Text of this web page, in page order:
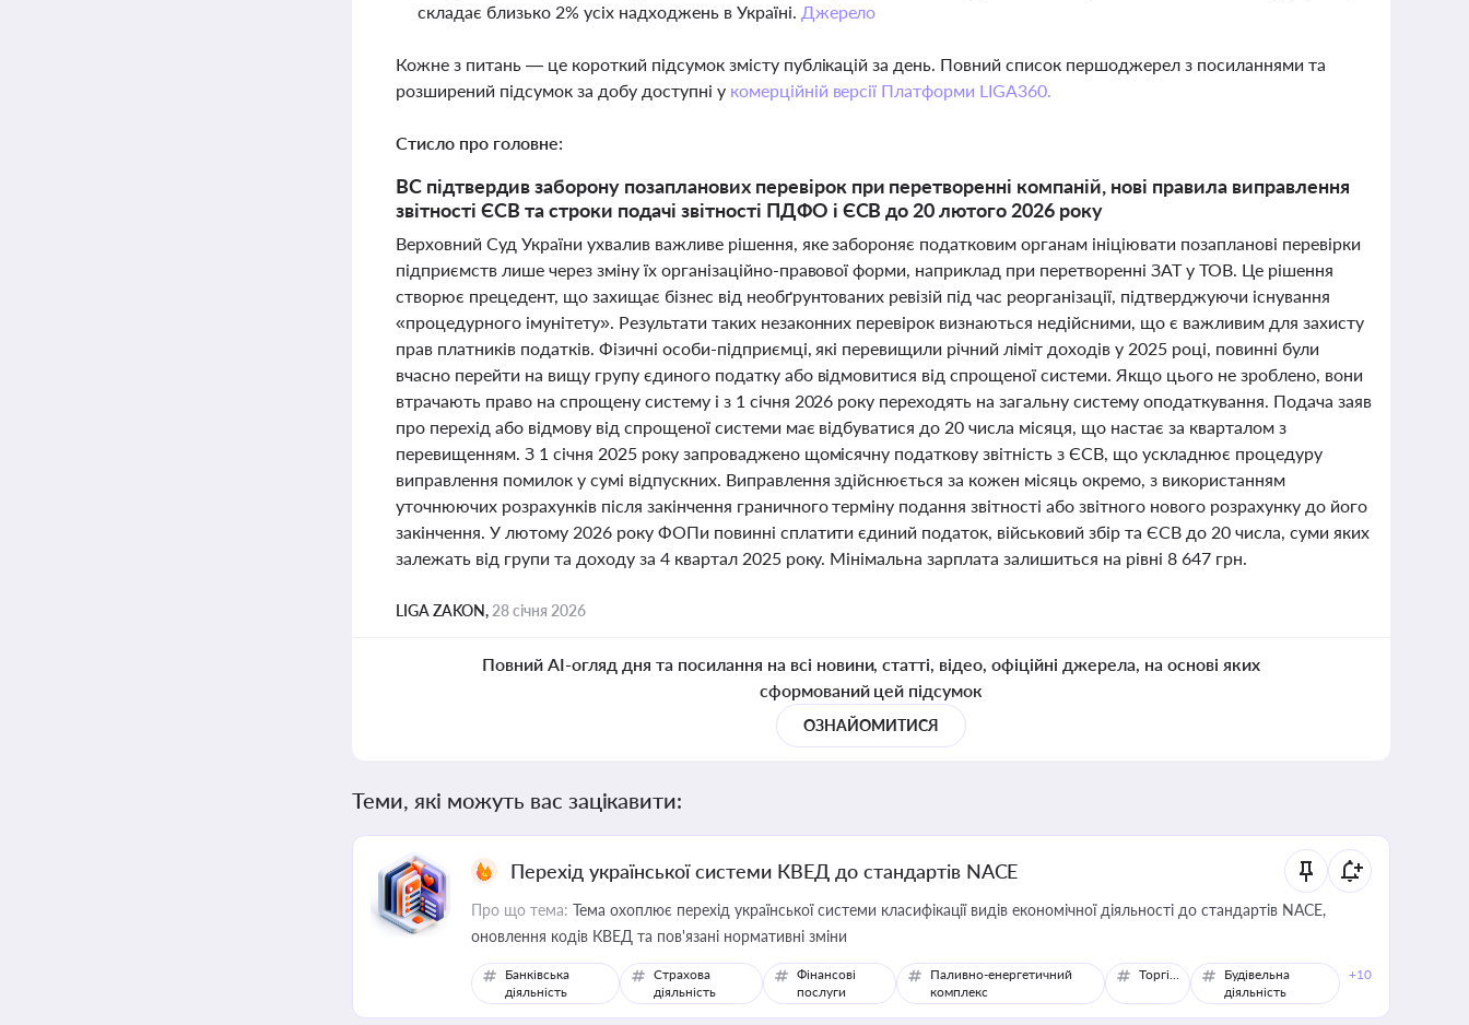
складає близько 2% усіх надходжень в Україні. Джерело
Кожне з питань — це короткий підсумок змісту публікацій за день. Повний список першоджерел з посиланнями та
розширений підсумок за добу доступні у комерційній версії Платформи LIGA360.
Стисло про головне:
ВС підтвердив заборону позапланових перевірок при перетворенні компаній, нові правила виправлення
звітності ЄСВ та строки подачі звітності ПДФО і ЄСВ до 20 лютого 2026 року
Верховний Суд України ухвалив важливе рішення, яке забороняє податковим органам ініціювати позапланові перевірки
підприємств лише через зміну їх організаційно-правової форми, наприклад при перетворенні ЗАТ у ТОВ. Це рішення
створює прецедент, що захищає бізнес від необґрунтованих ревізій під час реорганізації, підтверджуючи існування
«процедурного імунітету». Результати таких незаконних перевірок визнаються недійсними, що є важливим для захисту
прав платників податків. Фізичні особи-підприємці, які перевищили річний ліміт доходів у 2025 році, повинні були
вчасно перейти на вищу групу єдиного податку або відмовитися від спрощеної системи. Якщо цього не зроблено, вони
втрачають право на спрощену систему і з 1 січня 2026 року переходять на загальну систему оподаткування. Подача заяв
про перехід або відмову від спрощеної системи має відбуватися до 20 числа місяця, що настає за кварталом з
перевищенням. З 1 січня 2025 року запроваджено щомісячну податкову звітність з ЄСВ, що ускладнює процедуру
виправлення помилок у сумі відпускних. Виправлення здійснюється за кожен місяць окремо, з використанням
уточнюючих розрахунків після закінчення граничного терміну подання звітності або звітного нового розрахунку до його
закінчення. У лютому 2026 року ФОПи повинні сплатити єдиний податок, військовий збір та ЄСВ до 20 числа, суми яких
залежать від групи та доходу за 4 квартал 2025 року. Мінімальна зарплата залишиться на рівні 8 647 грн.
LIGA ZAKON, 28 січня 2026
Повний AI-огляд дня та посилання на всі новини, статті, відео, офіційні джерела, на основі яких
сформований цей підсумок
ОЗНАЙОМИТИСЯ
Теми, які можуть вас зацікавити:
Перехід української системи КВЕД до стандартів NACE
Про що тема: Тема охоплює перехід української системи класифікації видів економічної діяльності до стандартів NACE,
оновлення кодів КВЕД та пов'язані нормативні зміни
Банківська
діяльність
Страхова
діяльність
Фінансові
послуги
Паливно-енергетичний
комплекс
Торгівля
Будівельна
діяльність
+10